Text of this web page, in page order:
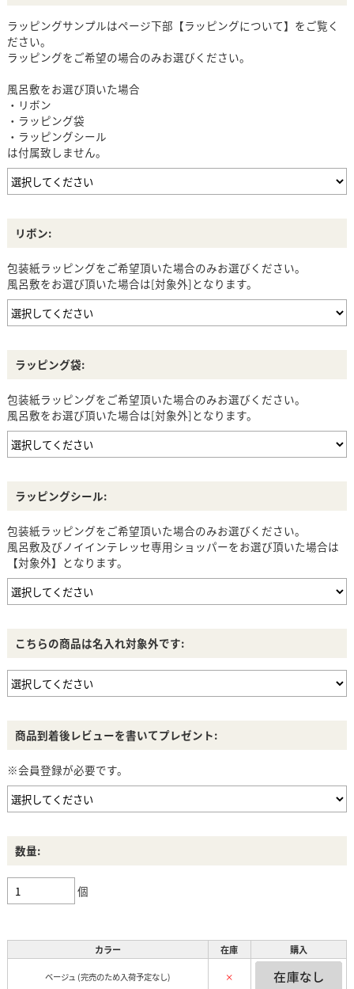
ラッピングサンプルはページ下部【ラッピングについて】をご覧く
ださい。
ラッピングをご希望の場合のみお選びください。
風呂敷をお選び頂いた場合
・リボン
・ラッピング袋
・ラッピングシール
は付属致しません。
リボン:
包装紙ラッピングをご希望頂いた場合のみお選びください。
風呂敷をお選び頂いた場合は[対象外]となります。
ラッピング袋:
包装紙ラッピングをご希望頂いた場合のみお選びください。
風呂敷をお選び頂いた場合は[対象外]となります。
ラッピングシール:
包装紙ラッピングをご希望頂いた場合のみお選びください。
風呂敷及びノイインテレッセ専用ショッパーをお選び頂いた場合は
【対象外】となります。
こちらの商品は名入れ対象外です:
商品到着後レビューを書いてプレゼント:
※会員登録が必要です。
数量:
個
カラー 在庫 購入
ベージュ (完売のため入荷予定なし) ×